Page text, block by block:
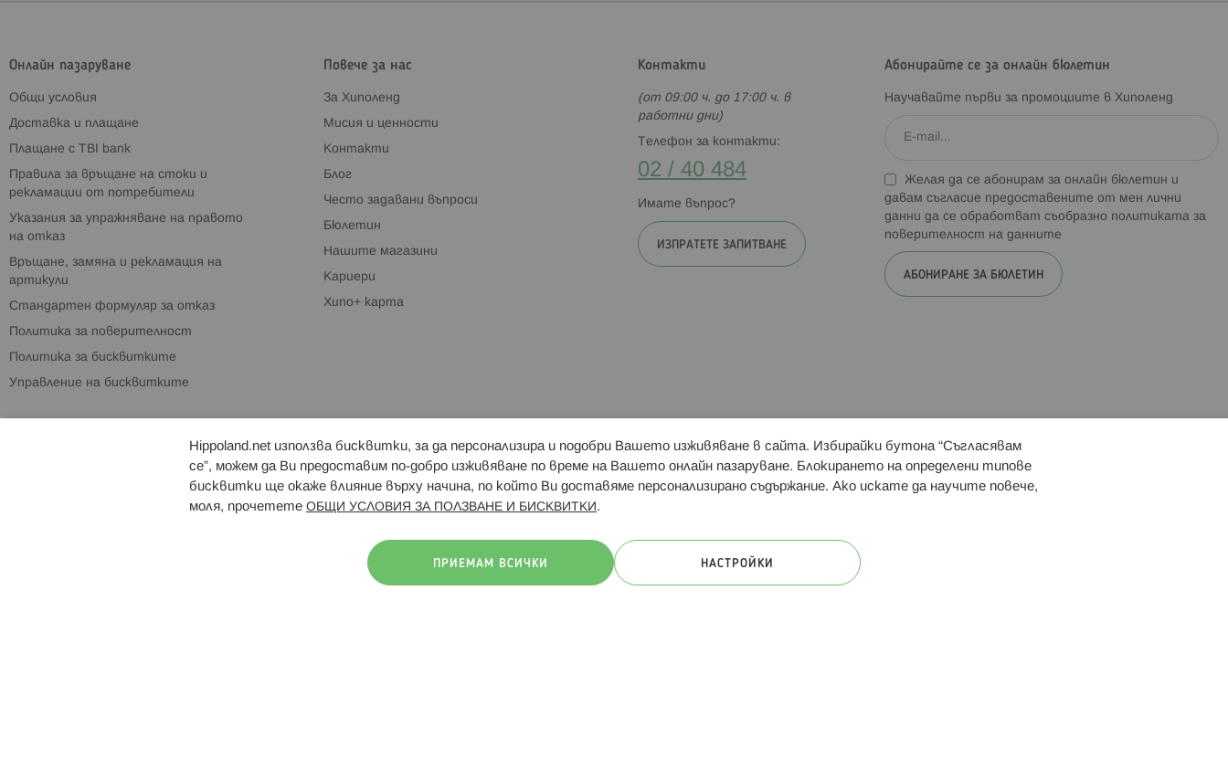
Онлайн пазаруване
Общи условия
Доставка и плащане
Плащане с TBI bank
Правила за връщане на стоки и
рекламации от потребители
Указания за упражняване на правото
на отказ
Връщане, замяна и рекламация на
артикули
Стандартен формуляр за отказ
Политика за поверителност
Политика за бисквитките
Управление на бисквитките
Повече за нас
За Хиполенд
Мисия и ценности
Контакти
Блог
Често задавани въпроси
Бюлетин
Нашите магазини
Кариери
Хипо+ карта
Контакти
(от 09:00 ч. до 17:00 ч. в
работни дни)
Телефон за контакти:
02 / 40 484
Имате въпрос?
ИЗПРАТЕТЕ ЗАПИТВАНЕ
Абонирайте се за онлайн бюлетин
Научавайте първи за промоциите в Хиполенд
Желая да се абонирам за онлайн бюлетин и
давам съгласие предоставените от мен лични
данни да се обработват съобразно политиката за
поверителност на данните
АБОНИРАНЕ ЗА БЮЛЕТИН
Брошури Магазини Свързани сайтове: Hippoland.ro Последвайте ни:
Hippoland.net използва бисквитки, за да персонализира и подобри Вашето изживяване в сайта. Избирайки бутона “Съгласявам
се”, можем да Ви предоставим по-добро изживяване по време на Вашето онлайн пазаруване. Блокирането на определени типове
бисквитки ще окаже влияние върху начина, по който Ви доставяме персонализирано съдържание. Ако искате да научите повече,
моля, прочетете ОБЩИ УСЛОВИЯ ЗА ПОЛЗВАНЕ И БИСКВИТКИ .
ПРИЕМАМ ВСИЧКИ НАСТРОЙКИ